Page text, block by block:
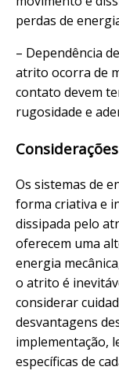
perdas de
– Dependência
atrito ocorra de
contato devem
rugosidade e
Os sistemas de
forma criativa e
dissipada pelo
oferecem uma
energia
o atrito é
considerar
desvantagens
implementação,
específicas de